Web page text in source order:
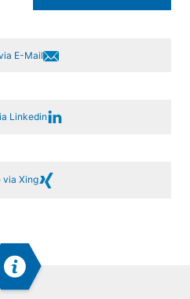
E-Mail
Linkedin
via Xing